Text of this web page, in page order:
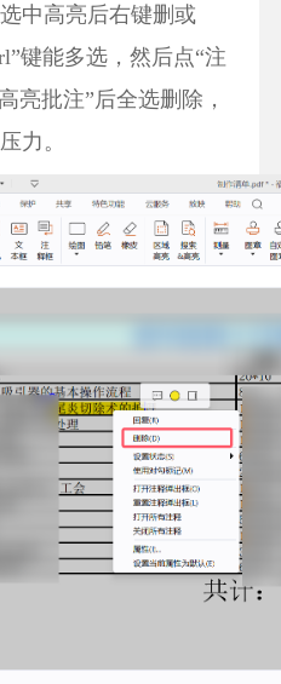
中高亮后右键删或
键能多选，然后点“注
亮批注”后全选删除，
力。